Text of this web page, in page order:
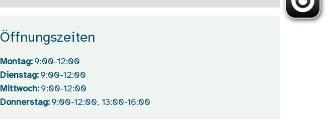
Öffnungszeiten
Montag: 9:00-12:00
Dienstag: 9:00-12:00
Mittwoch: 9:00-12:00
Donnerstag: 9:00-12:00, 13:00-16:00